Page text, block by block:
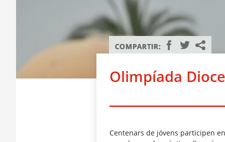
Olimpíada
Centenars de jóvens participen